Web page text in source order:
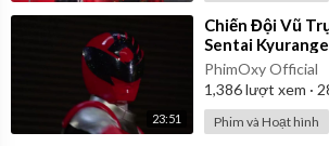
23:51
⁣Chiến Đội Vũ
Sentai
Thuyết Minh
PhimOxy Official
1,386lượt xem ·
Phim và Hoạt hình